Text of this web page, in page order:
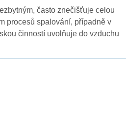
často znečišťuje celou
procesů spalování, případně v
činností uvolňuje do vzduchu